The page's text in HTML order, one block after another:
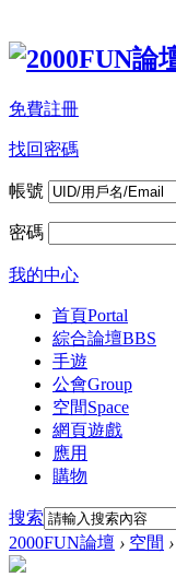
免費註冊
找回密碼
帳號
密碼
我的中心
首頁Portal
綜合論壇BBS
手遊
公會Group
空間Space
網頁遊戲
應用
購物
搜索
2000FUN論壇 › 空間 ›